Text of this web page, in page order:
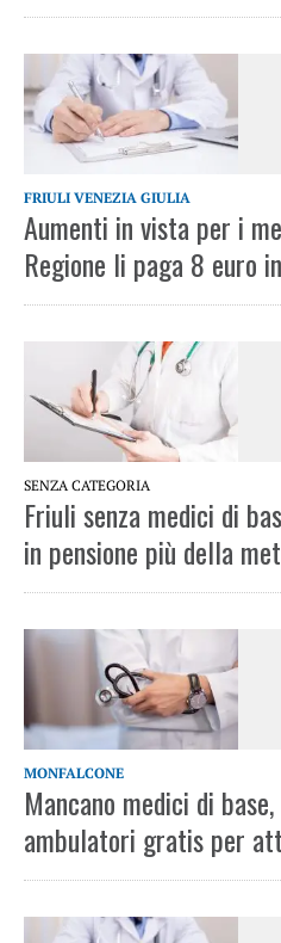
FRIULI VENEZIA GIULIA
Aumenti in vista per i
Regione li paga 8 euro
SENZA CATEGORIA
Friuli senza medici di
in pensione più della
MONFALCONE
Mancano medici di
ambulatori gratis per